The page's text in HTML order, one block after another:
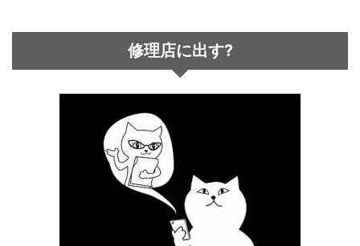
修理店に出す?